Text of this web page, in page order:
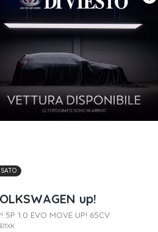
up!
5P 1.0 EVO MOVE UP! 65CV